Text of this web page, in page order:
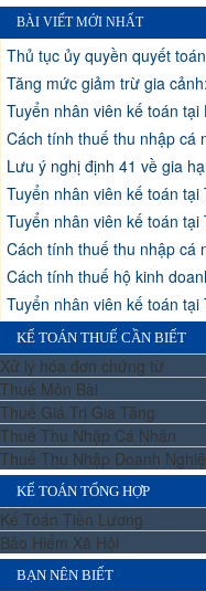
BÀI VIẾT MỚI NHẤT
Thủ tục ủy quyền quyết
Tăng mức giảm trừ gia
Tuyển nhân viên kế toán tại
Cách tính thuế thu nhập cá
Lưu ý nghị định 41 về gia
Tuyển nhân viên kế toán tại
Tuyển nhân viên kế toán tại
Cách tính thuế thu nhập cá
Cách tính thuế hộ kinh
Tuyển nhân viên kế toán tại
KẾ TOÁN THUẾ CẦN BIẾT
Xử lý hóa đơn chứng từ
Thuế Môn Bài
Thuế Giá Trị Gia Tăng
Thuế Thu Nhập Cá Nhân
Thuế Thu Nhập Doanh
KẾ TOÁN TỔNG HỢP
Kế Toán Tiền Lương
Bảo Hiểm Xã Hội
BẠN NÊN BIẾT